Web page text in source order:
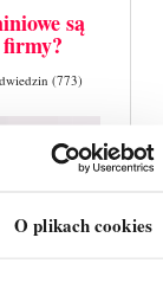
O plikach cookies
są
(773)